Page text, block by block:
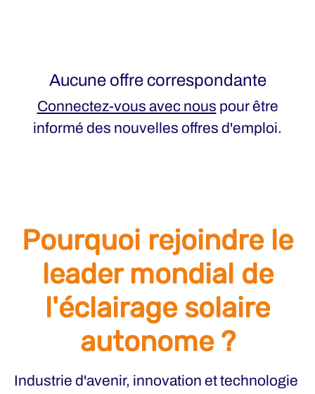
Aucune offre correspondante
Connectez-vous avec nous pour être
informé des nouvelles offres d'emploi.
Pourquoi rejoindre le
leader mondial de
l'éclairage solaire
autonome ?
Industrie d'avenir, innovation et technologie